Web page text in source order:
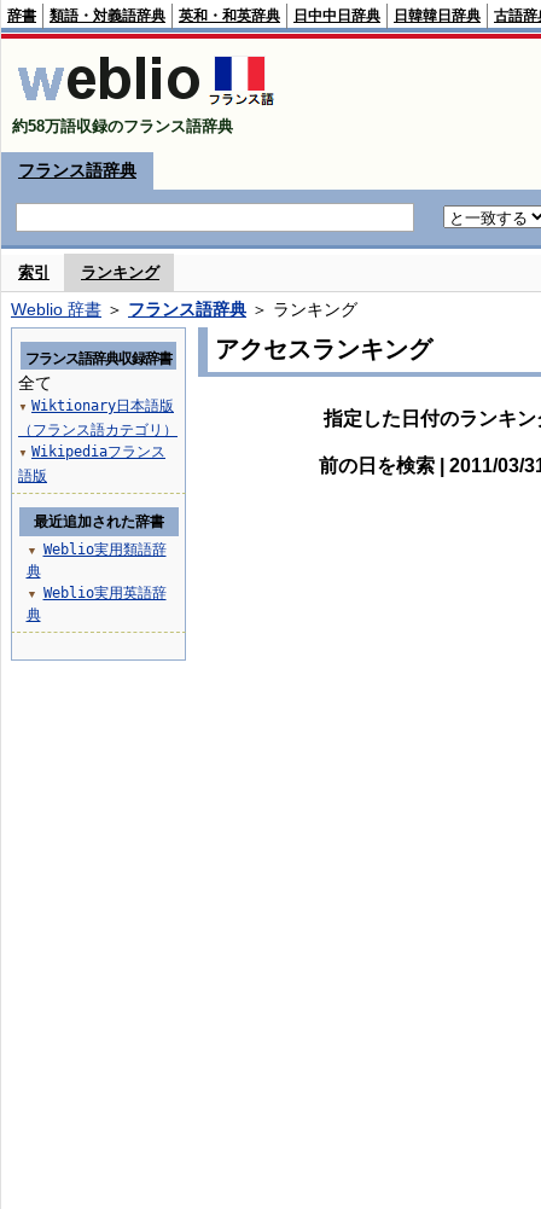
辞書 類語・対義語辞典 英和・和英辞典 日中中日辞典 日韓韓日辞典 古語辞
約58万語収録のフランス語辞典
フランス語辞典
索引 ランキング
Weblio 辞書 ＞ フランス語辞典 ＞ ランキング
アクセスランキング
指定した日付のランキ
前の日を検索 | 2011/03/
フランス語辞典収録辞書
全て
▼ Wiktionary日本語版
（フランス語カテゴリ）
▼ Wikipediaフランス
語版
最近追加された辞書
▼
Weblio実用類語辞
典
▼
Weblio実用英語辞
典